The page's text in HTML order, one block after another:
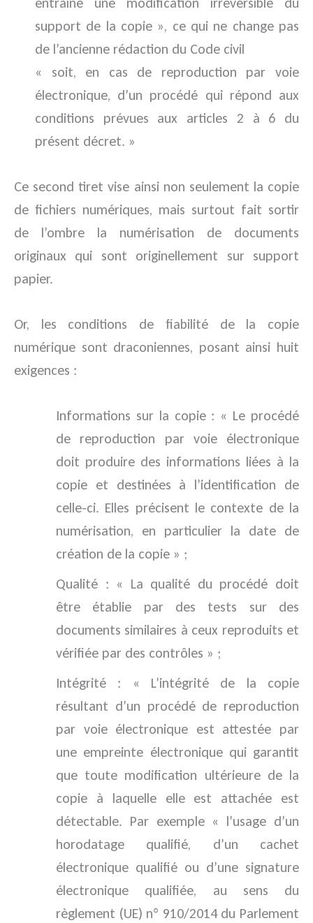
support de la copie », ce qui ne change pas
de l’ancienne rédaction du Code civil
« soit, en cas de reproduction par voie
électronique, d’un procédé qui répond aux
conditions prévues aux articles 2 à 6 du
présent décret. »
Ce second tiret vise ainsi non seulement la copie
de fichiers numériques, mais surtout fait sortir
de l’ombre la numérisation de documents
originaux qui sont originellement sur support
papier.
Or, les conditions de fiabilité de la copie
numérique sont draconiennes, posant ainsi huit
exigences :
Informations sur la copie : « Le procédé
de reproduction par voie électronique
doit produire des informations liées à la
copie et destinées à l’identification de
celle-ci. Elles précisent le contexte de la
numérisation, en particulier la date de
création de la copie » ;
Qualité : « La qualité du procédé doit
être établie par des tests sur des
documents similaires à ceux reproduits et
vérifiée par des contrôles » ;
Intégrité : « L’intégrité de la copie
résultant d’un procédé de reproduction
par voie électronique est attestée par
une empreinte électronique qui garantit
que toute modification ultérieure de la
copie à laquelle elle est attachée est
détectable. Par exemple « l’usage d’un
horodatage qualifié, d’un cachet
électronique qualifié ou d’une signature
électronique qualifiée, au sens du
règlement (UE) n° 910/2014 du Parlement